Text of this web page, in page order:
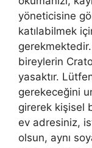
yöneticisine
katılabilmek
bireylerin
yasaktır.
gerekeceğini
girerek kişisel
ev adresiniz,
olsun, aynı